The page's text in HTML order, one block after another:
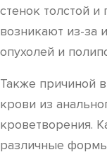
стенок толстой
возникают из-за
опухолей и
Также причиной
крови из
кроветворения.
различные